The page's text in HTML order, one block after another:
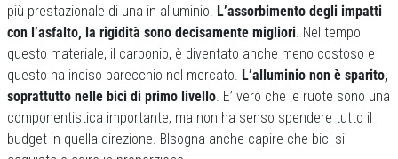
più prestazionale di una in alluminio. L’assorbimento degli impatti
con l’asfalto, la rigidità sono decisamente migliori. Nel tempo
questo materiale, il carbonio, è diventato anche meno costoso e
questo ha inciso parecchio nel mercato. L’alluminio non è sparito,
soprattutto nelle bici di primo livello. E’ vero che le ruote sono una
componentistica importante, ma non ha senso spendere tutto il
budget in quella direzione. BIsogna anche capire che bici si